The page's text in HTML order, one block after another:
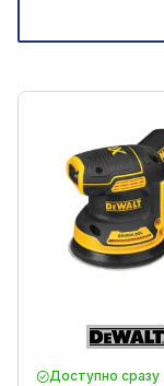
Доступно сразу